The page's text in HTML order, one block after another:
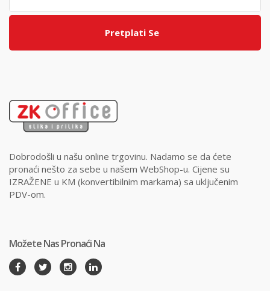
Pretplati Se
Dobrodošli u našu online trgovinu. Nadamo se da ćete
pronaći nešto za sebe u našem WebShop-u. Cijene su
IZRAŽENE u KM (konvertibilnim markama) sa uključenim
PDV-om.
Možete Nas Pronaći Na